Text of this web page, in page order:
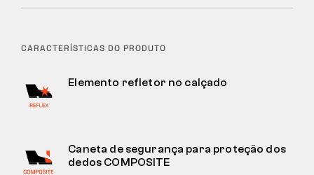
CARACTERÍSTICAS DO PRODUTO
Elemento refletor no calçado
Caneta de segurança para proteção dos
dedos COMPOSITE